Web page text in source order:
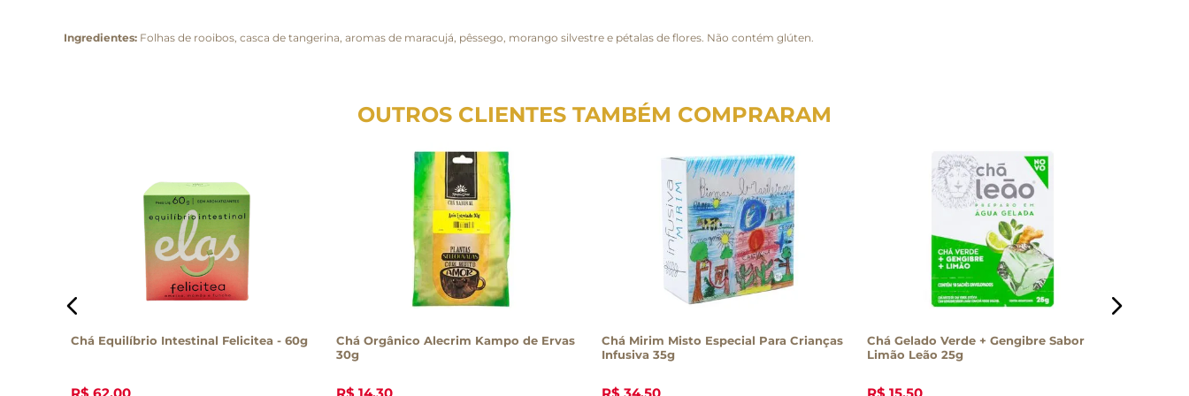
Ingredientes: Folhas de rooibos, casca de tangerina, aromas de maracujá, pêssego, morango silvestre e pétalas de flores. Não contém glúten.
OUTROS CLIENTES TAMBÉM COMPRARAM
Chá Equilíbrio Intestinal Felicitea - 60g
Chá Orgânico Alecrim Kampo de Ervas
30g
Chá Mirim Misto Especial Para Crianças
Infusiva 35g
Chá Gelado Verde + Gengibre Sabor
Limão Leão 25g